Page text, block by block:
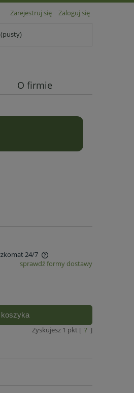
Zarejestruj się Zaloguj się
(pusty)
O firmie
24/7
kosztów
sprawdź formy dostawy
koszyka
Zyskujesz 1 pkt [ ? ]